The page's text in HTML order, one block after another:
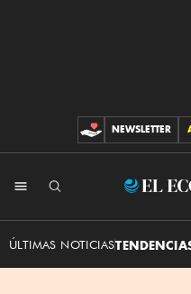
CONTRIBUCIONES
NEWSLETTER
ÚLTIMAS NOTICIAS